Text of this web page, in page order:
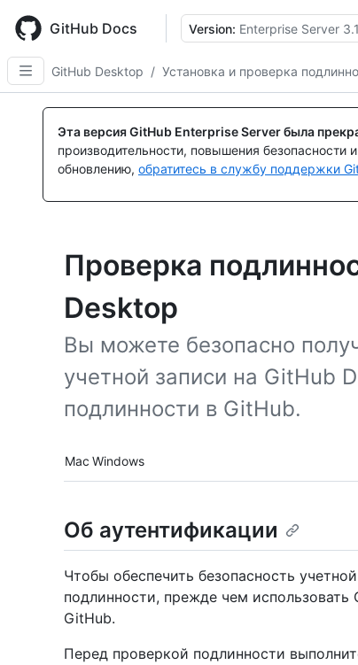
main
content
GitHub Docs Version: Enterprise Server
GitHub Desktop / Установка и проверка
Эта версия GitHub Enterprise Server была
производительности, повышения безопасности
обновлению, обратитесь в службу поддержки
Проверка
Desktop
Вы можете безопасно
учетной записи на GitHub
подлинности в GitHub.
Platform navigation
Mac Windows
Об аутентификации
Чтобы обеспечить безопасность
подлинности, прежде чем
GitHub.
Перед проверкой подлинности